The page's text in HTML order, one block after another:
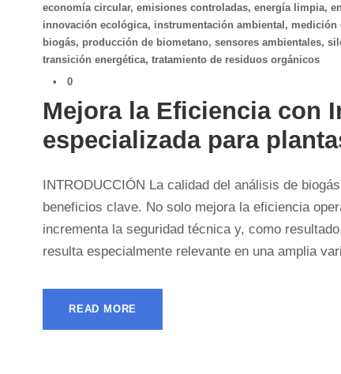
economía circular, emisiones controladas, energía limpia,
innovación ecológica, instrumentación ambiental , medición
biogás, producción de biometano, sensores ambientales,
transición energética, tratamiento de residuos orgánicos
•
0
Mejora la Eficiencia con
especializada para
INTRODUCCIÓN La calidad del análisis de
beneficios clave. No solo mejora la eficiencia
incrementa la seguridad técnica y, como
resulta especialmente relevante en una amplia
READ MORE